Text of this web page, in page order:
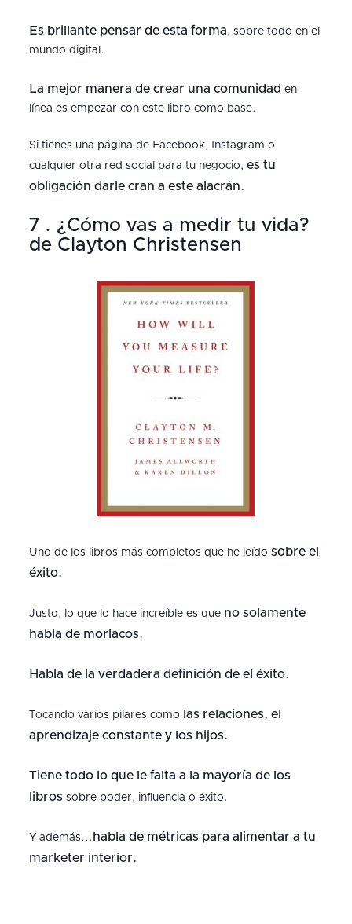
Es brillante pensar de esta forma, sobre todo en el
mundo digital.
La mejor manera de crear una comunidad en
línea es empezar con este libro como base.
Si tienes una página de Facebook, Instagram o
cualquier otra red social para tu negocio, es tu
obligación darle cran a este alacrán.
7 . ¿Cómo vas a medir tu vida?
de Clayton Christensen
Uno de los libros más completos que he leído sobre el
éxito.
Justo, lo que lo hace increíble es que no solamente
habla de morlacos.
Habla de la verdadera definición de el éxito.
Tocando varios pilares como
las relaciones, el
aprendizaje constante y los hijos.
Tiene todo lo que le falta a la mayoría de los
libros sobre poder, influencia o éxito.
Y además... habla de métricas para alimentar a tu
marketer interior.